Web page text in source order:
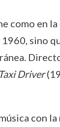
como en
sino
Taxi Driver
con